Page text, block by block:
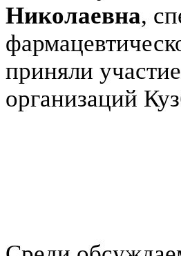
Николаевна,
приняли
организаций